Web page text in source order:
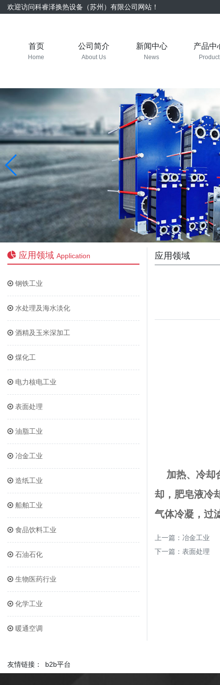
欢迎访问科睿泽换热设备（苏州）有限公司网站！
首页
Home
公司简介
About Us
新闻中心
News
产品中
Product
应用领域 Application
钢铁工业
水处理及海水淡化
酒精及玉米深加工
煤化工
电力核电工业
表面处理
油脂工业
冶金工业
造纸工业
船舶工业
食品饮料工业
石油石化
生物医药行业
化学工业
暖通空调
应用领域
加热、冷却
却，肥皂液冷
气体冷凝，过
上一篇： 冶金工业
下一篇： 表面处理
友情链接： b2b平台